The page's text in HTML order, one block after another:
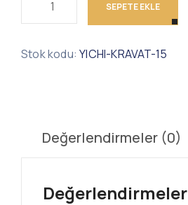
SEPETE EKLE
Stok kodu:YICHI-KRAVAT-15
Değerlendirmeler (0)
Değerlendirmeler